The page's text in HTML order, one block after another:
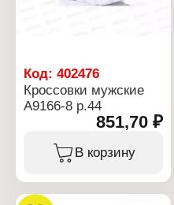
Код: 402476
Кроссовки мужские
А9166-8 р.44
851,70 ₽
В корзину